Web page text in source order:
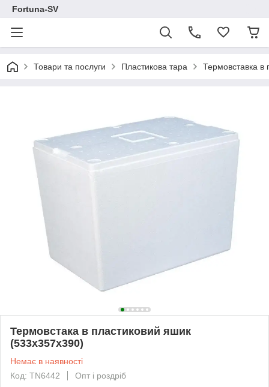
Fortuna-SV
Товари та послуги Пластикова тара Термовставка в
Термовстака в пластиковий яшик
(533х357х390)
Немає в наявності
Код: TN6442
Опт і роздріб